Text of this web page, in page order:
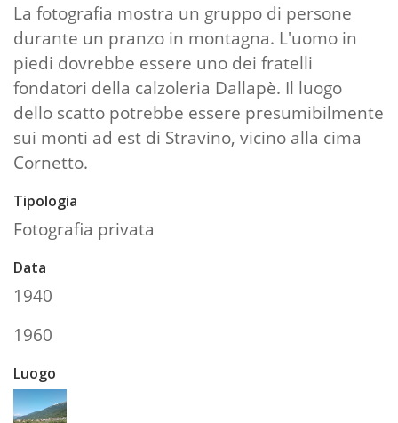
La fotografia mostra un gruppo di persone
durante un pranzo in montagna. L'uomo in
piedi dovrebbe essere uno dei fratelli
fondatori della calzoleria Dallapè. Il luogo
dello scatto potrebbe essere presumibilmente
sui monti ad est di Stravino, vicino alla cima
Cornetto.
Tipologia
Fotografia privata
Data
1940
1960
Luogo